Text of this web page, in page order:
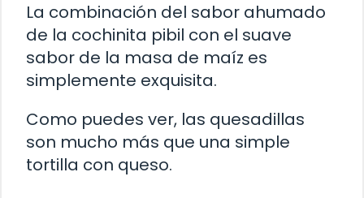
La combinación del sabor ahumado
de la cochinita pibil con el suave
sabor de la masa de maíz es
simplemente exquisita.
Como puedes ver, las quesadillas
son mucho más que una simple
tortilla con queso.